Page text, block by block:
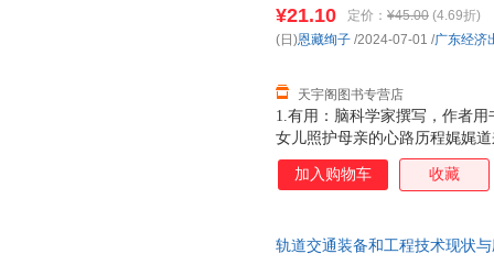
疗技术的阶段性总结，是对中
1.有用：脑科学家撰写，作者
女儿照护母亲的心路历程娓娓
威推荐：针对阿尔茨海默，很
科学道理和照护过程中的“适
¥21.10 定价： ¥45.00 (4.69折)
天宇阁图书专营店
(日)恩藏绚子 /2024-07-01 /广东经济
加入购物车 收藏
轨道交通装备和工程技术现状